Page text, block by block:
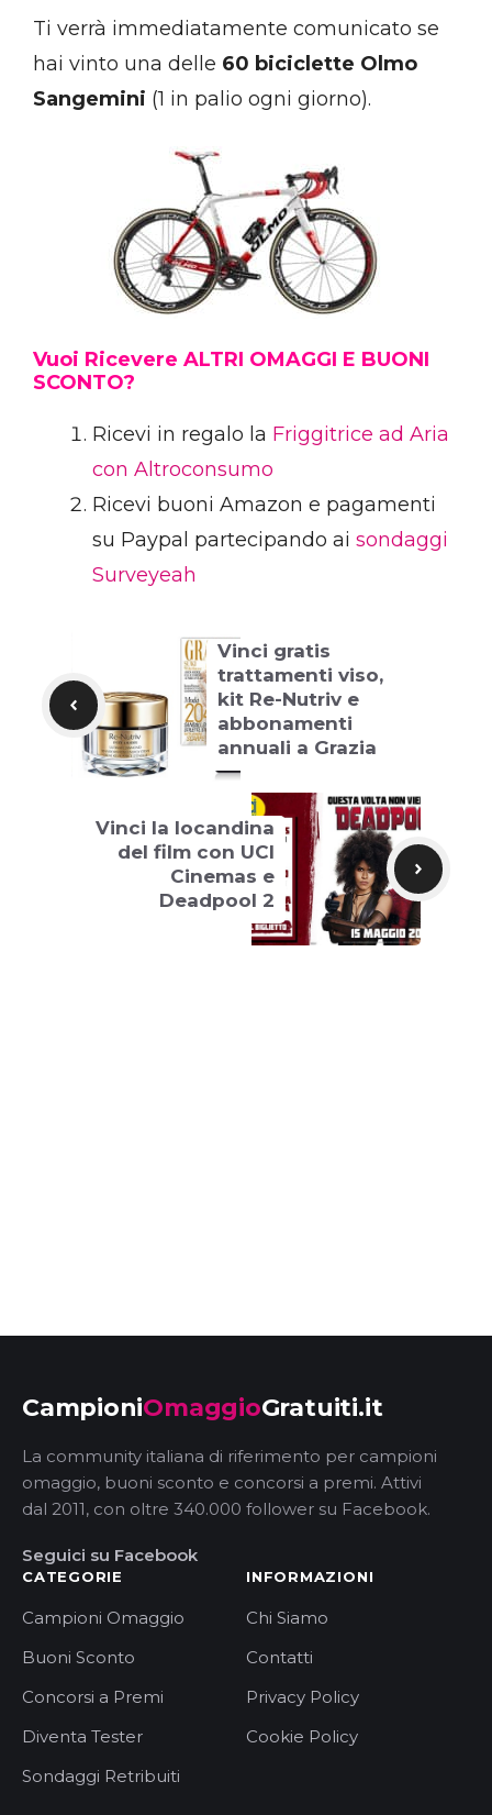
Ti verrà immediatamente comunicato se
hai vinto una delle 60 biciclette Olmo
Sangemini (1 in palio ogni giorno).
Vuoi Ricevere ALTRI OMAGGI E BUONI
SCONTO?
Ricevi in regalo la Friggitrice ad Aria
con Altroconsumo
Ricevi buoni Amazon e pagamenti
su Paypal partecipando ai sondaggi
Surveyeah
Vinci gratis
trattamenti viso,
kit Re-Nutriv e
abbonamenti
annuali a Grazia
Vinci la locandina
del film con UCI
Cinemas e
Deadpool 2
CampioniOmaggioGratuiti.it
La community italiana di riferimento per campioni
omaggio, buoni sconto e concorsi a premi. Attivi
dal 2011, con oltre 340.000 follower su Facebook.
Seguici su Facebook
CATEGORIE
Campioni Omaggio
Buoni Sconto
Concorsi a Premi
Diventa Tester
Sondaggi Retribuiti
INFORMAZIONI
Chi Siamo
Contatti
Privacy Policy
Cookie Policy